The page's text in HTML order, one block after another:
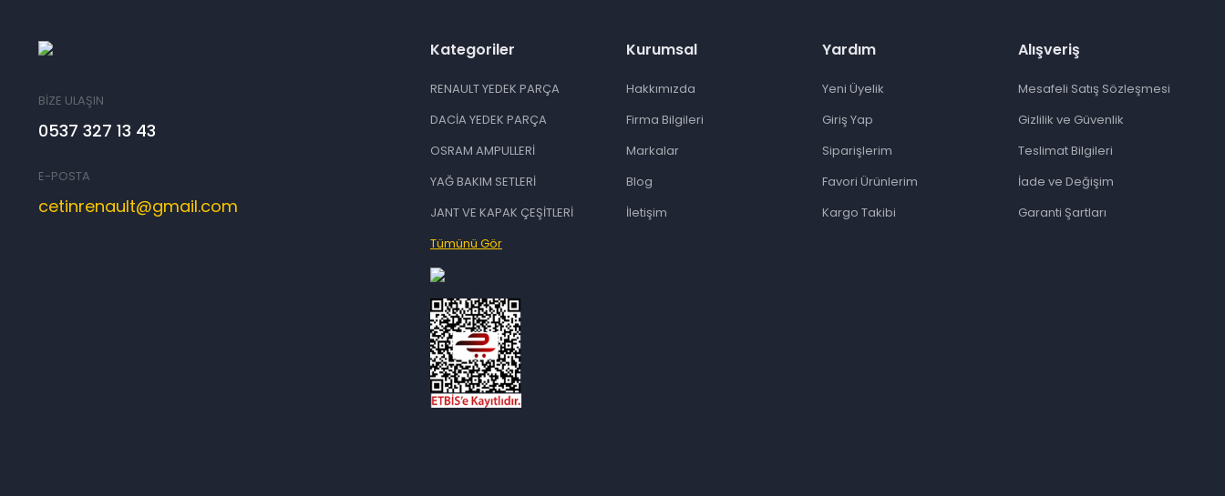
BİZE ULAŞIN
0537 327 13 43
E-POSTA
cetinrenault@gmail.com
Kategoriler
RENAULT YEDEK PARÇA
DACİA YEDEK PARÇA
OSRAM AMPULLERİ
YAĞ BAKIM SETLERİ
JANT VE KAPAK ÇEŞİTLERİ
Tümünü Gör
Kurumsal
Hakkımızda
Firma Bilgileri
Markalar
Blog
İletişim
Yardım
Yeni Üyelik
Giriş Yap
Siparişlerim
Favori Ürünlerim
Kargo Takibi
Alışveriş
Mesafeli Satış Sözleşmesi
Gizlilik ve Güvenlik
Teslimat Bilgileri
İade ve Değişim
Garanti Şartları